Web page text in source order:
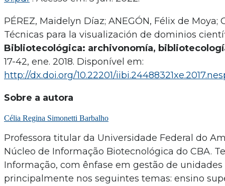
PÉREZ, Maidelyn Díaz; ANEGÓN, Félix de Moya;
Técnicas para la visualización de dominios
Bibliotecológica: archivonomía,
17-42, ene. 2018. Disponível em:
http://dx.doi.org/10.22201/
Sobre a autora
Célia Regina Simonetti Barbalho
Professora titular da Universidade Federal do
Núcleo de Informação Biotecnológica do CBA.
Informação, com ênfase em gestão de
principalmente nos seguintes temas: ensino